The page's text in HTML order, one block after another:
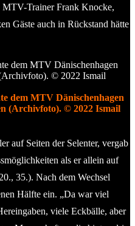
MTV-Trainer Frank Knocke,
Gäste auch in Rückstand hätte
dem MTV Dänischenhagen
(Archivfoto). © 2022 Ismail
auf Seiten der Selenter, vergab
als er allein auf
35.). Nach dem Wechsel
Hälfte ein. „Da war viel
viele Eckbälle, aber